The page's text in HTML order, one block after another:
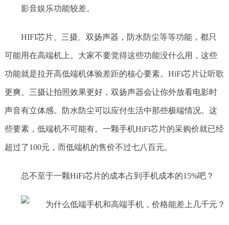
影音娱乐功能较差。
HIFI芯片、三摄、双扬声器，防水防尘等等功能，都只
可能用在高端机上。大家不要觉得这些功能没什么用，这些
功能就是拉开高低端机体验差距的核心要素。HiFi芯片让听歌
更爽。三摄让拍照效果更好，双扬声器会让你外放看电影时
声音有立体感。防水防尘可以应付生活中那些极端情况。这
些要素，低端机不可能有。一颗手机HiFi芯片的采购价就已经
超过了100元，而低端机的售价不过七八百元。
总不至于一颗HiFi芯片的成本占到手机成本的15%吧？